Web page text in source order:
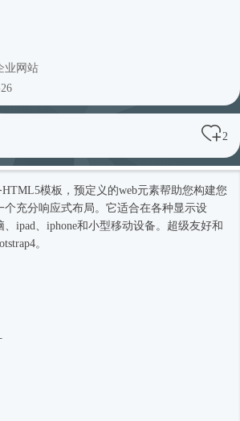
业网站
2
HTML5模板 ，预定义的web元素帮助您构建您
个充分响应式布局。它适合在各种显示设
ipad、iphone和小型移动设备。超级友好和
。